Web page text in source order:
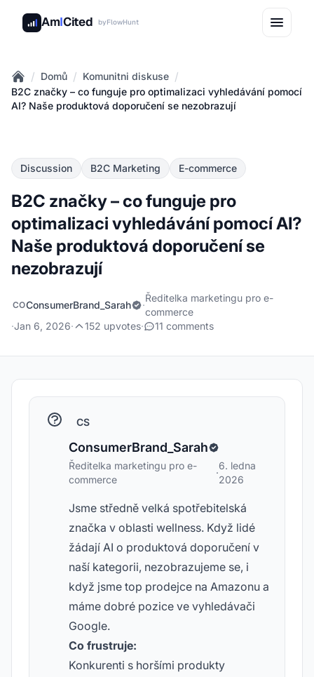
AmICited byFlowHunt
Home
/ Domů / Komunitni diskuse /
B2C značky – co funguje pro optimalizaci vyhledávání pomocí
AI? Naše produktová doporučení se nezobrazují
Discussion B2C Marketing E-commerce
B2C značky – co funguje pro
optimalizaci vyhledávání pomocí AI?
Naše produktová doporučení se
nezobrazují
COConsumerBrand_Sarah ·
Ředitelka marketingu pro e-
commerce
·Jan 6, 2026· 152 upvotes· 11 comments
CS
ConsumerBrand_Sarah
Ředitelka marketingu pro e-
commerce
·
6. ledna
2026
Jsme středně velká spotřebitelská
značka v oblasti wellness. Když lidé
žádají AI o produktová doporučení v
naší kategorii, nezobrazujeme se, i
když jsme top prodejce na Amazonu a
máme dobré pozice ve vyhledávači
Google.
Co frustruje:
Konkurenti s horšími produkty